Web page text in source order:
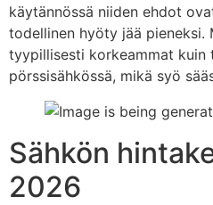
käytännössä niiden ehdot
todellinen hyöty jää pieneksi.
tyypillisesti korkeammat kuin
pörssisähkössä, mikä syö
Sähkön
2026